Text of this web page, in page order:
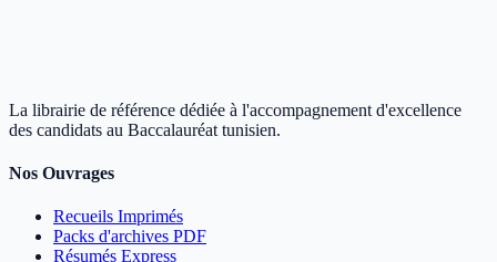
La librairie de référence dédiée à l'accompagnement d'excellence
des candidats au Baccalauréat tunisien.
Nos Ouvrages
Recueils Imprimés
Packs d'archives PDF
Résumés Express